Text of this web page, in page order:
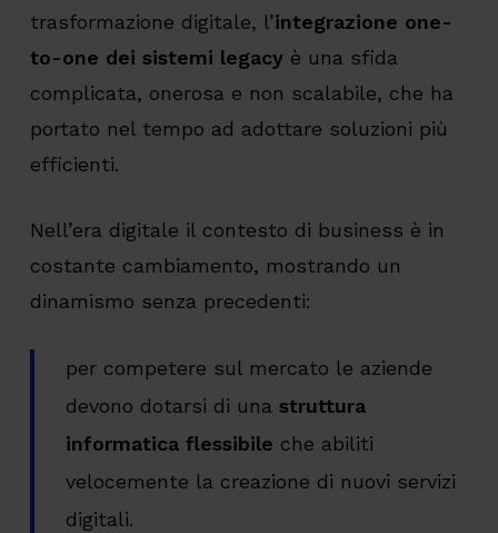
trasformazione digitale, l’integrazione one-
to-one dei sistemi legacyè una sfida
complicata, onerosa e non scalabile, che ha
portato nel tempo ad adottare soluzioni più
efficienti.
Nell’era digitale il contesto di business è in
costante cambiamento, mostrando un
dinamismo senza precedenti:
per competere sul mercato le aziende
devono dotarsi di una struttura
informatica flessibile che abiliti
velocemente la creazione di nuovi servizi
digitali.